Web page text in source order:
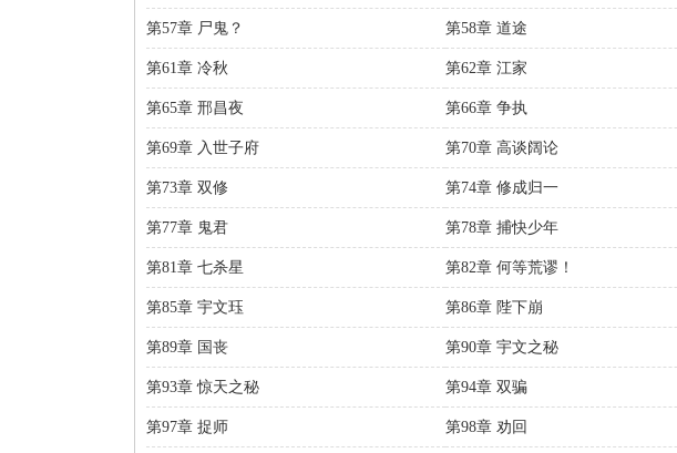
第57章 尸鬼？ 第58章 道途
第61章 冷秋 第62章 江家
第65章 邢昌夜 第66章 争执
第69章 入世子府 第70章 高谈阔论
第73章 双修 第74章 修成归一
第77章 鬼君 第78章 捕快少年
第81章 七杀星 第82章 何等荒谬！
第85章 宇文珏 第86章 陛下崩
第89章 国丧 第90章 宇文之秘
第93章 惊天之秘 第94章 双骗
第97章 捉师 第98章 劝回